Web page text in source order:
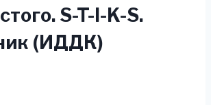
S-T-I-K-S.
(ИДДК)